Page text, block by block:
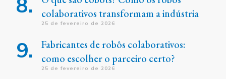
colaborativos transformam a indústria
25 de fevereiro de 2026
Fabricantes de robôs colaborativos:
como escolher o parceiro certo?
25 de fevereiro de 2026